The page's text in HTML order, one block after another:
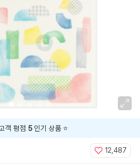
객 평점 5인기 상품 ⭐️
12,487